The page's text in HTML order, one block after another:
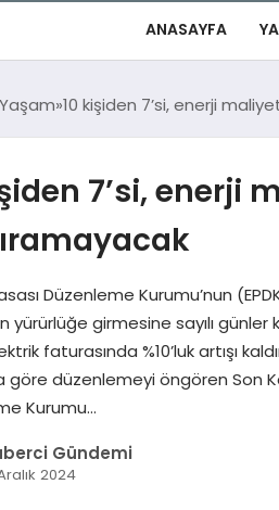
ANASAYFA
Yaşam 10 kişiden 7’si, enerji
7’si, enerji
Düzenleme Kurumu’nun
yürürlüğe girmesine sayılı günler
faturasında %10’luk artışı
göre düzenlemeyi öngören Son
Kurumu…
Gündemi
2024